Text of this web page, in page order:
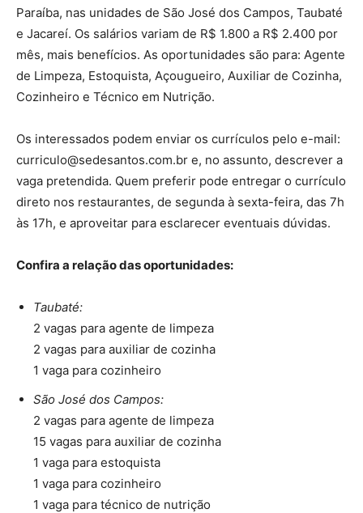
Paraíba, nas unidades de São José dos Campos, Taubaté
e Jacareí. Os salários variam de R$ 1.800 a R$ 2.400 por
mês, mais benefícios. As oportunidades são para: Agente
de Limpeza, Estoquista, Açougueiro, Auxiliar de Cozinha,
Cozinheiro e Técnico em Nutrição.
Os interessados podem enviar os currículos pelo e-mail:
curriculo@sedesantos.com.br e, no assunto, descrever a
vaga pretendida. Quem preferir pode entregar o currículo
direto nos restaurantes, de segunda à sexta-feira, das 7h
às 17h, e aproveitar para esclarecer eventuais dúvidas.
Confira a relação das oportunidades:
Taubaté:
2 vagas para agente de limpeza
2 vagas para auxiliar de cozinha
1 vaga para cozinheiro
São José dos Campos:
2 vagas para agente de limpeza
15 vagas para auxiliar de cozinha
1 vaga para estoquista
1 vaga para cozinheiro
1 vaga para técnico de nutrição